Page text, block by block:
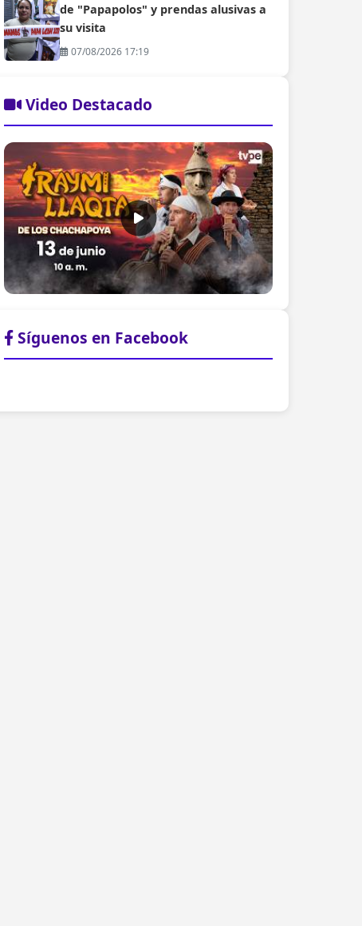
de "Papapolos" y prendas alusivas a
su visita
07/08/2026 17:19
Video Destacado
Síguenos en Facebook